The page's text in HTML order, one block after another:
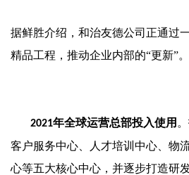
据鲜胜介绍，和治友德公司正通过
精品工程，推动企业内部的“更新”。
2021年全球运营总部投入使用
客户服务中心、人才培训中心、物
心等五大核心中心，并逐步打造研